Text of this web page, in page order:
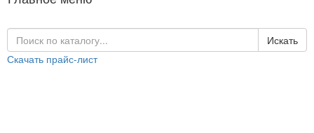
Искать
Скачать прайс-лист